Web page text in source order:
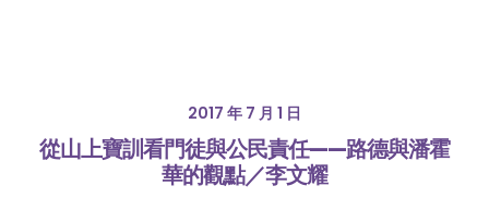
2017 年 7 月 1 日
從山上寶訓看門徒與公民責任——路德與潘霍
華的觀點／李文耀